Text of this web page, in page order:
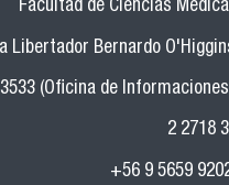
Facultad de Ciencias
Libertador Bernardo
(Oficina de
2 2718
+56 9 5659